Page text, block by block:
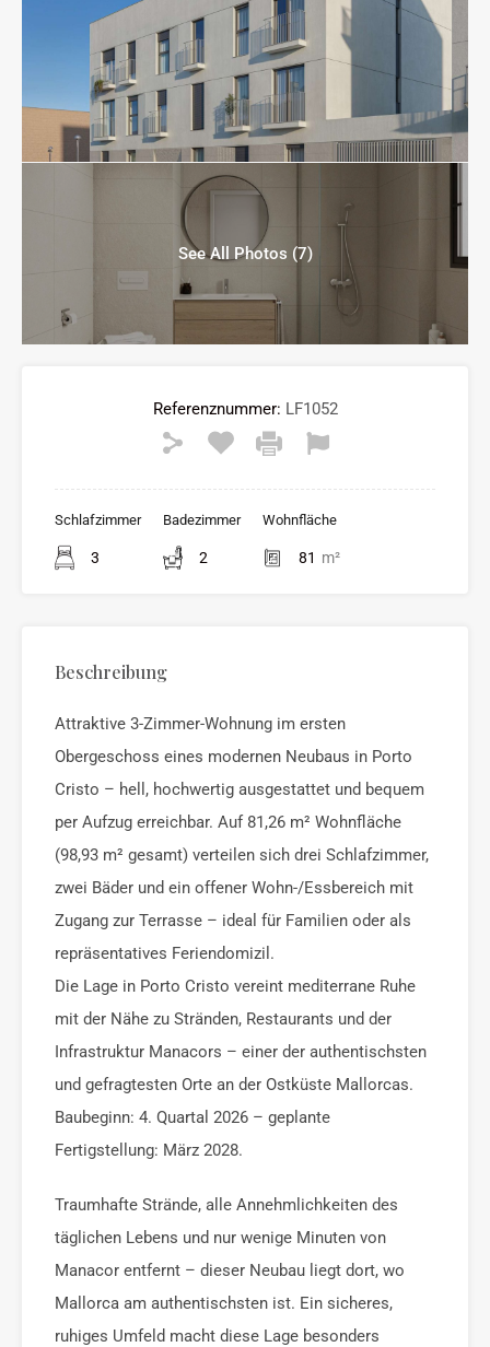
See All Photos (7)
Referenznummer: LF1052
Schlafzimmer
3
Badezimmer
2
Wohnfläche
81 m²
Beschreibung
Attraktive 3-Zimmer-Wohnung im ersten
Obergeschoss eines modernen Neubaus in Porto
Cristo – hell, hochwertig ausgestattet und bequem
per Aufzug erreichbar. Auf 81,26 m² Wohnfläche
(98,93 m² gesamt) verteilen sich drei Schlafzimmer,
zwei Bäder und ein offener Wohn-/Essbereich mit
Zugang zur Terrasse – ideal für Familien oder als
repräsentatives Feriendomizil.
Die Lage in Porto Cristo vereint mediterrane Ruhe
mit der Nähe zu Stränden, Restaurants und der
Infrastruktur Manacors – einer der authentischsten
und gefragtesten Orte an der Ostküste Mallorcas.
Baubeginn: 4. Quartal 2026 – geplante
Fertigstellung: März 2028.
Traumhafte Strände, alle Annehmlichkeiten des
täglichen Lebens und nur wenige Minuten von
Manacor entfernt – dieser Neubau liegt dort, wo
Mallorca am authentischsten ist. Ein sicheres,
ruhiges Umfeld macht diese Lage besonders